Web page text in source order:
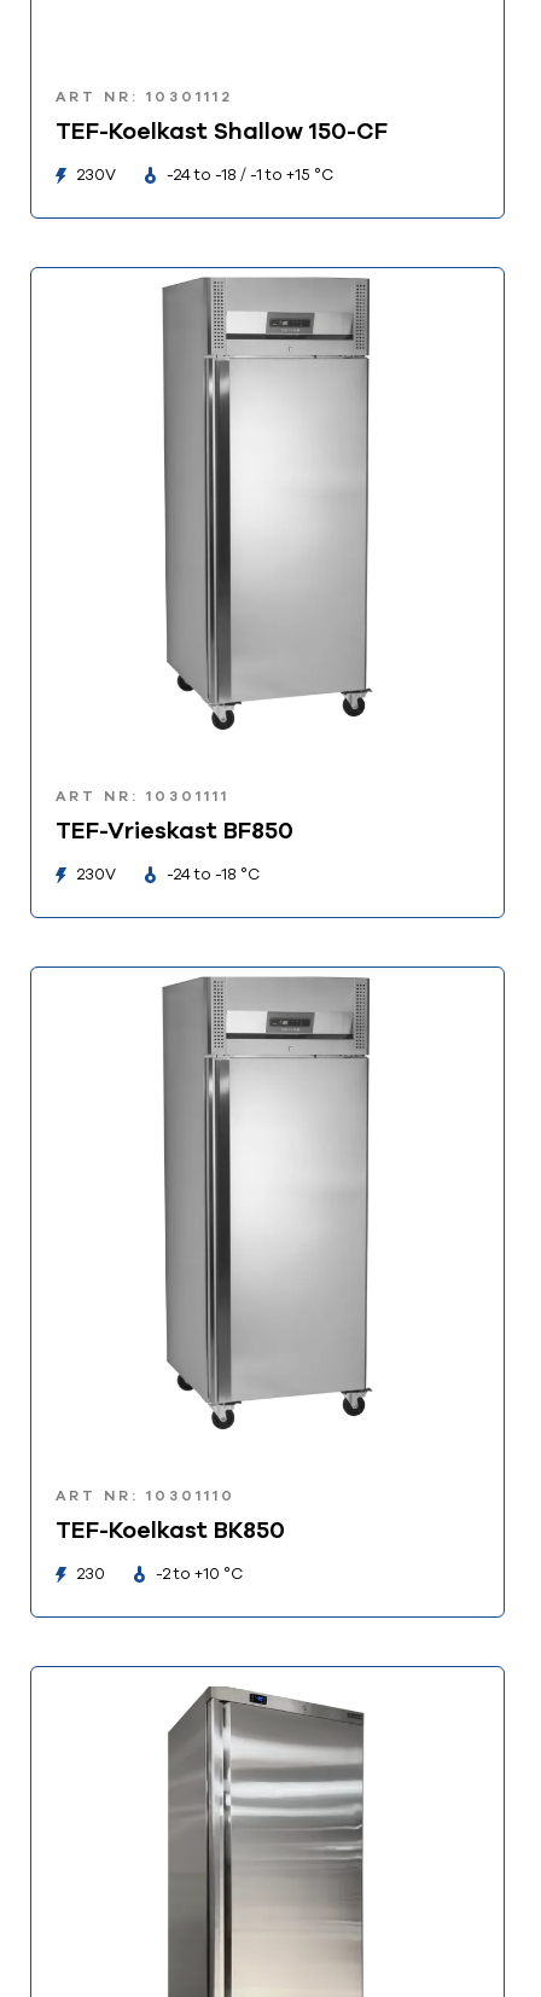
ART NR: 10301112
TEF-Koelkast Shallow 150-CF
230V -24 to -18 / -1 to +15 °C
ART NR: 10301111
TEF-Vrieskast BF850
230V -24 to -18 °C
ART NR: 10301110
TEF-Koelkast BK850
230 -2 to +10 °C